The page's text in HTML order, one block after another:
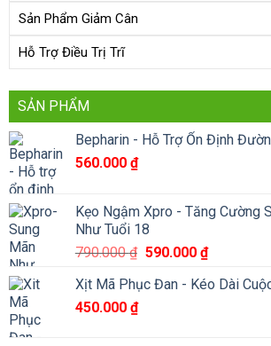
Sản Phẩm Giảm Cân
Hỗ Trợ Điều Trị Trĩ
SẢN PHẨM
Bepharin - Hỗ Trợ Ổn Định
560.000 ₫
Kẹo Ngậm Xpro - Tăng Cường
Như Tuổi 18
790.000₫ Giá
là:
590.000 ₫Giá
tại
Xịt Mã Phục Đan - Kéo Dài
450.000 ₫